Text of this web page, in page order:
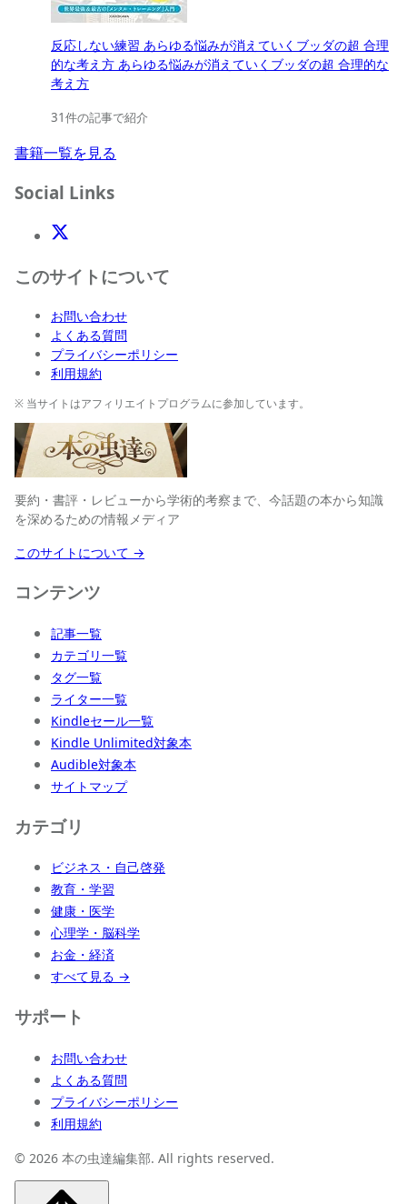
反応しない練習 あらゆる悩みが消えていくブッダの超 合理
的な考え方 あらゆる悩みが消えていくブッダの超 合理的な
考え方
31件の記事で紹介
書籍一覧を見る
Social Links
X(Twitter)
このサイトについて
お問い合わせ
よくある質問
プライバシーポリシー
利用規約
※ 当サイトはアフィリエイトプログラムに参加しています。
要約・書評・レビューから学術的考察まで、今話題の本から知識
を深めるための情報メディア
このサイトについて →
コンテンツ
記事一覧
カテゴリ一覧
タグ一覧
ライター一覧
Kindleセール一覧
Kindle Unlimited対象本
Audible対象本
サイトマップ
カテゴリ
ビジネス・自己啓発
教育・学習
健康・医学
心理学・脳科学
お金・経済
すべて見る →
サポート
お問い合わせ
よくある質問
プライバシーポリシー
利用規約
© 2026 本の虫達編集部. All rights reserved.